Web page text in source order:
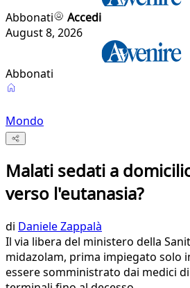
Abbonati
Accedi
August 8, 2026
Abbonati
Mondo
Malati sedati a
verso l'eutanasia?
di Daniele Zappalà
Il via libera del ministero della
midazolam, prima impiegato solo
essere somministrato dai medici